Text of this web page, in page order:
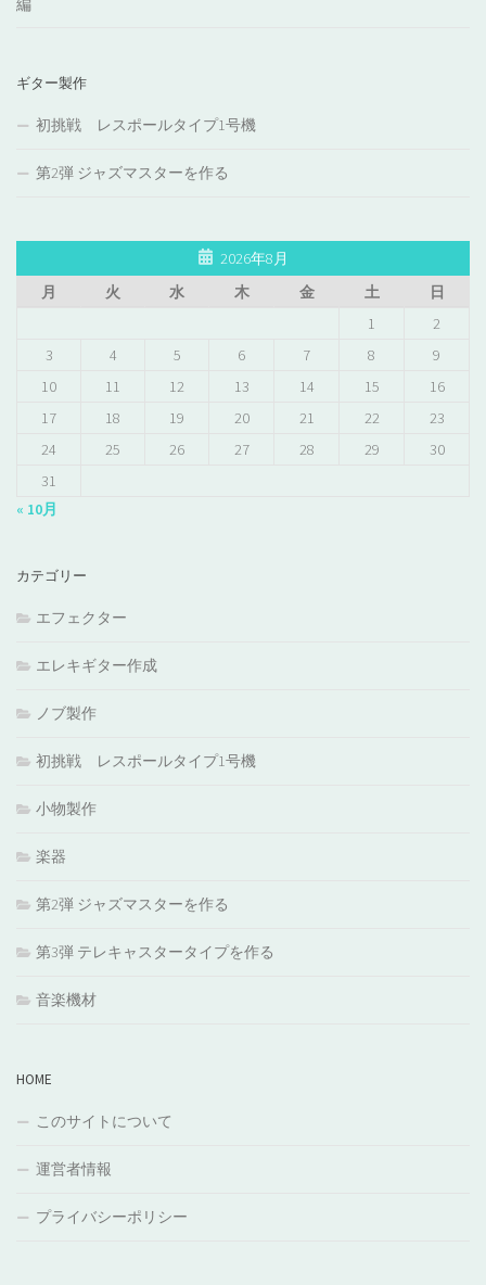
編
ギター製作
初挑戦 レスポールタイプ1号機
第2弾 ジャズマスターを作る
2026年8月
月
火 水 木 金 土
日
1
2
3
4 5 6 7 8
9
10
11 12 13 14 15
16
17
18 19 20 21 22
23
24
25 26 27 28 29
30
31
« 10月
カテゴリー
エフェクター
エレキギター作成
ノブ製作
初挑戦 レスポールタイプ1号機
小物製作
楽器
第2弾 ジャズマスターを作る
第3弾 テレキャスタータイプを作る
音楽機材
HOME
このサイトについて
運営者情報
プライバシーポリシー